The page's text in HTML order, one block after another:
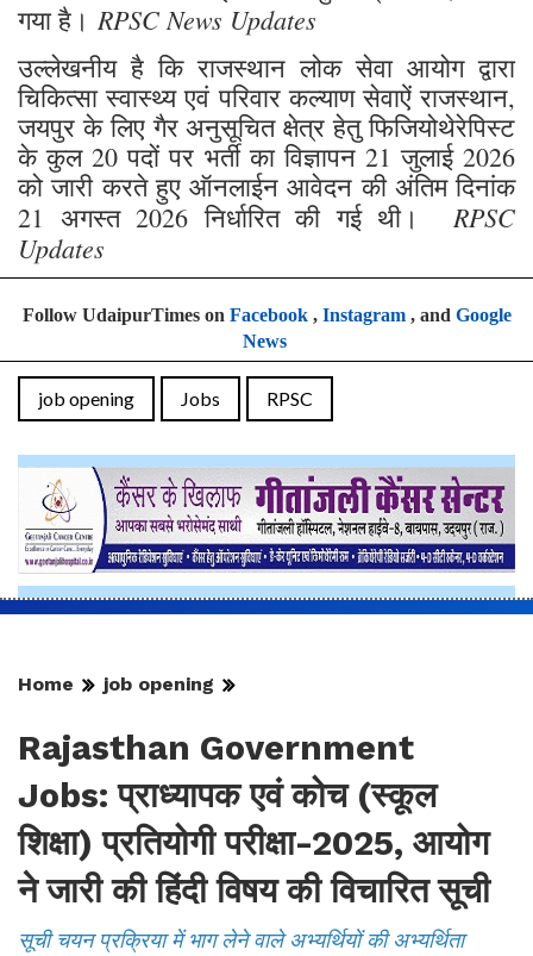
गया है। RPSC News Updates
उल्लेखनीय है कि राजस्थान लोक सेवा आयोग द्वारा
चिकित्सा स्वास्थ्य एवं परिवार कल्याण सेवाऐं राजस्थान,
जयपुर के लिए गैर अनुसूचित क्षेत्र हेतु फिजियोथेरेपिस्ट
के कुल 20 पदों पर भर्ती का विज्ञापन 21 जुलाई 2026
को जारी करते हुए ऑनलाईन आवेदन की अंतिम दिनांक
21 अगस्त 2026 निर्धारित की गई थी। RPSC
Updates
Follow UdaipurTimes on Facebook, Instagram, and Google
News
job opening Jobs RPSC
Home job opening
Rajasthan Government
Jobs: प्राध्यापक एवं कोच (स्कूल
शिक्षा) प्रतियोगी परीक्षा-2025, आयोग
ने जारी की हिंदी विषय की विचारित सूची
सूची चयन प्रक्रिया में भाग लेने वाले अभ्यर्थियों की अभ्यर्थिता